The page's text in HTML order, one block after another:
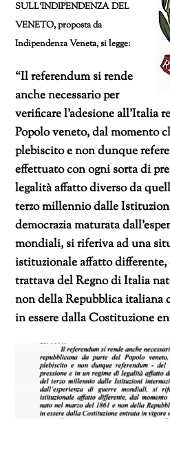
SULL’INDIPENDENZA DEL
VENETO, proposta da
Indipendenza Veneta, si legge:
“Il referendum si rende
anche necessario per
verificare l’adesione all’Italia
Popolo veneto, dal momento
plebiscito e non dunque
effettuato con ogni sorta di
legalità affatto diverso da
terzo millennio dalle
democrazia maturata
mondiali, si riferiva ad una
istituzionale affatto
trattava del Regno di Italia
non della Repubblica italiana
in essere dalla Costituzione